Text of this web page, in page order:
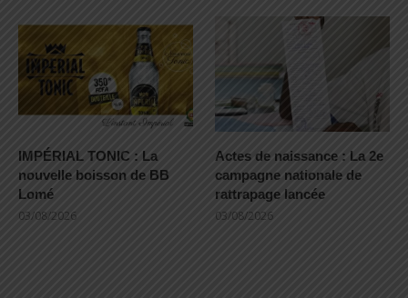
IMPÉRIAL TONIC : La
nouvelle boisson de BB
Lomé
03/08/2026
Actes de naissance : La 2e
campagne nationale de
rattrapage lancée
03/08/2026